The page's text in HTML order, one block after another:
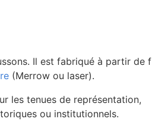
Il est fabriqué à partir de
(Merrow ou laser).
les tenues de représentation,
ou institutionnels.